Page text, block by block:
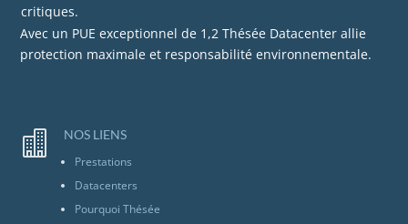
critiques.
Avec un PUE exceptionnel de 1,2 Thésée Datacenter allie
protection maximale et responsabilité environnementale.

NOS LIENS
Prestations
Datacenters
Pourquoi Thésée